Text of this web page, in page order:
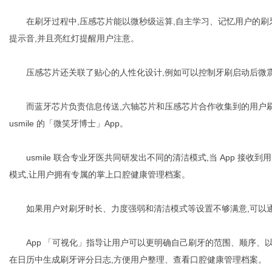
在刷牙过程中,压感芯片能以微秒级运算,自主学习、记忆用户的刷
提示音,并且亮红灯提醒用户注意。
压感芯片还关联了贴心的人性化设计,例如可以控制牙刷启动后微
而蓝牙芯片负责信息传送,六轴芯片和压感芯片合作收集到的用户
usmile 的「微笑牙博士」App。
usmile 联合专业牙医共同研发出不同的清洁模式,当 App 接收到
模式,让用户拥有专属的掌上口腔健康管理档案。
如果用户对刷牙时长、力度强弱和清洁模式等设置不够满意,可以
App 「可视化」指导让用户可以更明确自己刷牙的范围、顺序、
在日历中生成刷牙评分日志,方便用户整理、查看口腔健康管理档案。